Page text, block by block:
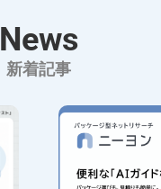
News
新着記事